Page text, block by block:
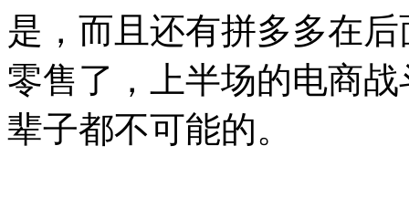
是，而且还有拼多多在
零售了，上半场的电商
辈子都不可能的。